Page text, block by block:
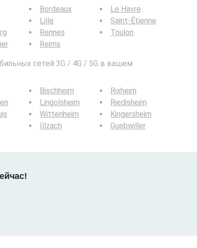
Bordeaux
Lille
Rennes
Reims
Le Havre
Saint-Étienne
Toulon
сетей 3G / 4G / 5G в вашем
Bischheim
Lingolsheim
Wittenheim
Illzach
Rixheim
Riedisheim
Kingersheim
Guebwiller